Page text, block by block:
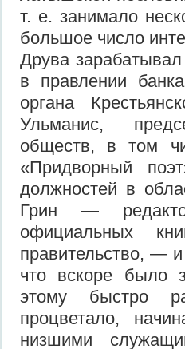
т. е. занимало
большое число
Друва
в правлении
органа
Ульманис,
обществ, в том
«Придворный
должностей в
Грин —
официальных
правительство, —
что вскоре было
этому быстро
процветало,
низшими